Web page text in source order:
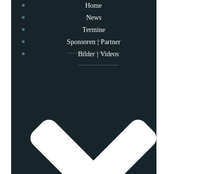
Home
News
Termine
Sponsoren | Partner
Bilder | Videos